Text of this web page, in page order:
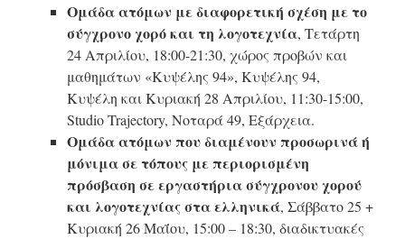
Ομάδα ατόμων με διαφορετική σχέση με το
σύγχρονο χορό και τη λογοτεχνία, Τετάρτη
24 Απριλίου, 18:00-21:30, χώρος προβών και
μαθημάτων «Κυψέλης 94», Κυψέλης 94,
Κυψέλη και Κυριακή 28 Απριλίου, 11:30-15:00,
Studio Trajectory, Νοταρά 49, Εξάρχεια.
Ομάδα ατόμων που διαμένουν προσωρινά ή
μόνιμα σε τόπους με περιορισμένη
πρόσβαση σε εργαστήρια σύγχρονου χορού
και λογοτεχνίας στα ελληνικά, Σάββατο 25 +
Κυριακή 26 Μαΐου, 15:00 – 18:30, διαδικτυακές